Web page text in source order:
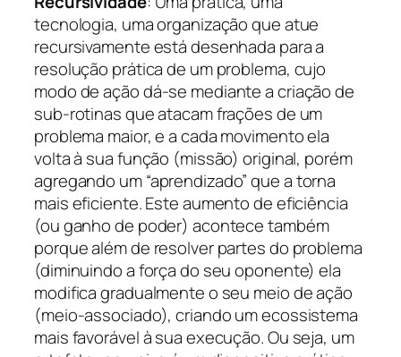
tecnologia, uma organização que atue
recursivamente está desenhada para a
resolução prática de um problema, cujo
modo de ação dá-se mediante a criação de
sub-rotinas que atacam frações de um
problema maior, e a cada movimento ela
volta à sua função (missão) original, porém
agregando um “aprendizado” que a torna
mais eficiente. Este aumento de eficiência
(ou ganho de poder) acontece também
porque além de resolver partes do problema
(diminuindo a força do seu oponente) ela
modifica gradualmente o seu meio de ação
(meio-associado), criando um ecossistema
mais favorável à sua execução. Ou seja, um